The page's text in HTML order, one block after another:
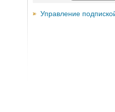
Управление